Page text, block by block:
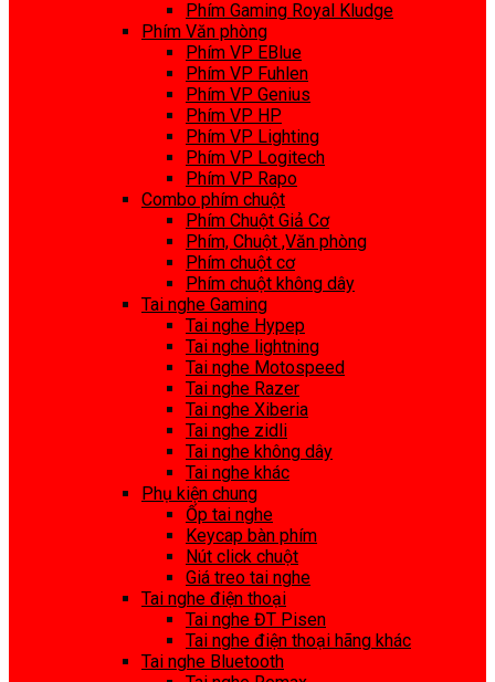
Phím Gaming Royal Kludge
Phím Văn phòng
Phím VP EBlue
Phím VP Fuhlen
Phím VP Genius
Phím VP HP
Phím VP Lighting
Phím VP Logitech
Phím VP Rapo
Combo phím chuột
Phím Chuột Giả Cơ
Phím, Chuột ,Văn phòng
Phím chuột cơ
Phím chuột không dây
Tai nghe Gaming
Tai nghe Hypep
Tai nghe lightning
Tai nghe Motospeed
Tai nghe Razer
Tai nghe Xiberia
Tai nghe zidli
Tai nghe không dây
Tai nghe khác
Phụ kiện chung
Ốp tai nghe
Keycap bàn phím
Nút click chuột
Giá treo tai nghe
Tai nghe điện thoại
Tai nghe ĐT Pisen
Tai nghe điện thoại hãng khác
Tai nghe Bluetooth